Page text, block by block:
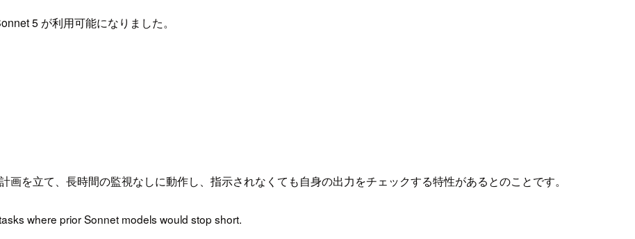
5 が利用可能になりました。
を立て、長時間の監視なしに動作し、指示されなくても自身の出力をチェックする特性があるとのことです。
where prior Sonnet models would stop short.